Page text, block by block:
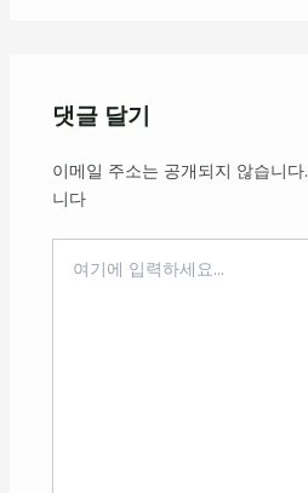
댓글 달기
이메일 주소는 공개되지 않습니다.
니다